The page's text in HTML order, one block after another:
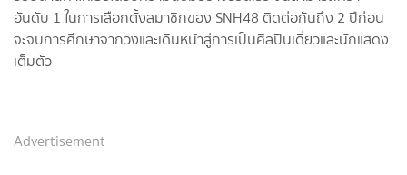
อันดับ 1 ในการเลือกตั้งสมาชิกของ SNH48 ติดต่อกันถึง 2 ปีก่อน
จะจบการศึกษาจากวงและเดินหน้าสู่การเป็นศิลปินเดี่ยวและนักแสดง
เต็มตัว
Advertisement